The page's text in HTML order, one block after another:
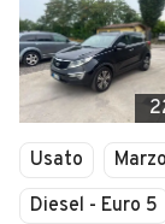
Usato
Diesel - Euro 5